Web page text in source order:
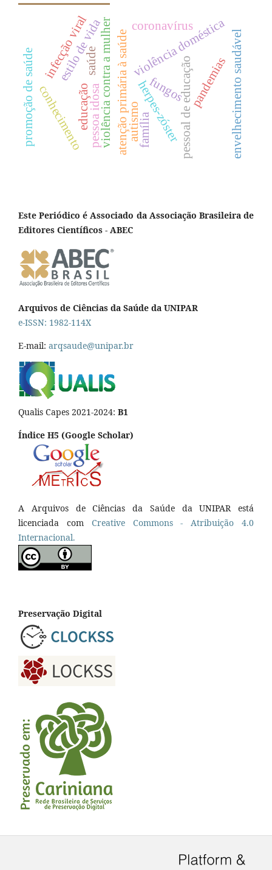
atenção primária à saúdeviolência doméstica
violência contra a mulher
pessoa idosa envelhecimento saudável
estilo de vida
educação pessoal de educação
herpes-zóster
infecção viral coronavírus
pandemias
conhecimento
promoção de saúde fungos
saúde
autismofamília
Este Periódico é Associado da Associação Brasileira de
Editores Científicos - ABEC
Arquivos de Ciências da Saúde da UNIPAR
e-ISSN: 1982-114X
E-mail: arqsaude@unipar.br
Qualis Capes 2021-2024: B1
Índice H5 (Google Scholar)
A Arquivos de Ciências da Saúde da UNIPAR está
licenciada com Creative Commons - Atribuição 4.0
Internacional.
Preservação Digital